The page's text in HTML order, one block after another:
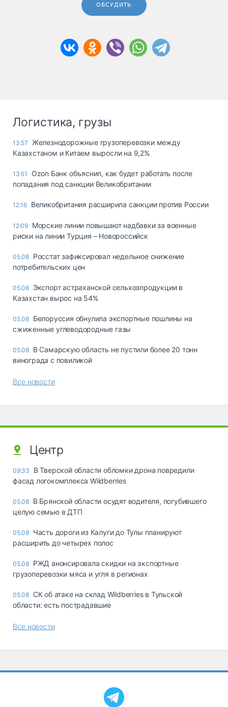
ОБСУДИТЬ
Логистика, грузы
13:57
Железнодорожные грузоперевозки между
Казахстаном и Китаем выросли на 9,2%
13:51
Ozon Банк объяснил, как будет работать после
попадания под санкции Великобритании
12:16 Великобритания расширила санкции против России
12:09 Морские линии повышают надбавки за военные
риски на линии Турция – Новороссийск
05.08 Росстат зафиксировал недельное снижение
потребительских цен
05.08 Экспорт астраханской сельхозпродукции в
Казахстан вырос на 54%
05.08 Белоруссия обнулила экспортные пошлины на
сжиженные углеводородные газы
05.08 В Самарскую область не пустили более 20 тонн
винограда с повиликой
Все новости
Центр
09:33
В Тверской области обломки дрона повредили
фасад логокомплекса Wildberries
05.08 В Брянской области осудят водителя, погубившего
целую семью в ДТП
05.08 Часть дороги из Калуги до Тулы планируют
расширить до четырех полос
05.08 РЖД анонсировала скидки на экспортные
грузоперевозки мяса и угля в регионах
05.08 СК об атаке на склад Wildberries в Тульской
области: есть пострадавшие
Все новости